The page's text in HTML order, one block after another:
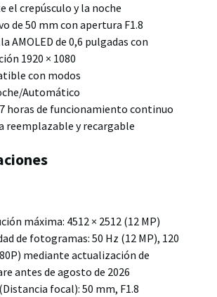
el crepúsculo y la noche
de 50 mm con apertura F1.8
AMOLED de 0,6 pulgadas con
1920 × 1080
con modos
Automático
horas de funcionamiento continuo
reemplazable y recargable
máxima: 4512 × 2512 (12 MP)
de fotogramas: 50 Hz (12 MP), 120
mediante actualización de
antes de agosto de 2026
focal): 50 mm, F1.8